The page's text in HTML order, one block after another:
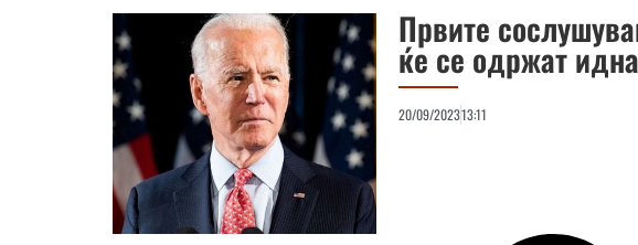
Првите
ќе се одржат
20/09/202313:11